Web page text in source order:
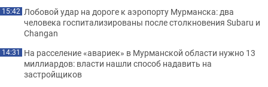
15:42 Лобовой удар на дороге к аэропорту Мурманска: два
человека госпитализированы после столкновения Subaru и
Changan
14:31 На расселение «авариек» в Мурманской области нужно 13
миллиардов: власти нашли способ надавить на
застройщиков